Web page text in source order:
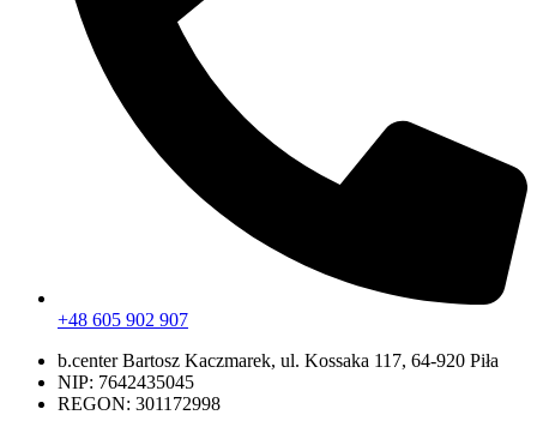
+48 605 902 907
b.center Bartosz Kaczmarek, ul. Kossaka 117, 64-920 Piła
NIP: 7642435045
REGON: 301172998